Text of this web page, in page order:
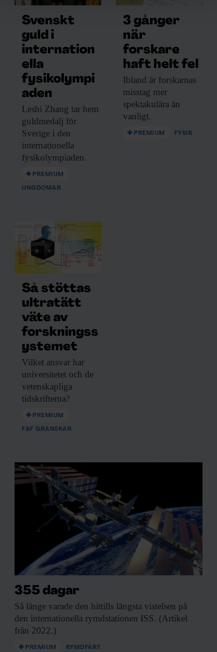
för sociala medier och analysera vår trafik. Vi
vidarebefordrar även sådana identifierare och annan
information från din enhet till de sociala medier och
annons- och analysföretag som vi samarbetar med.
Dessa kan i sin tur kombinera informationen med annan
information som du har tillhandahållit eller som de har
samlat in när du har använt deras tjänster.
Svenskt
guld i
internation
ella
fysikolympi
aden
Leshi Zhang tar hem
guldmedalj för
Sverige i den
internationella
fysikolympiaden.
PREMIUM
UNGDOMAR
3 gånger
när
forskare
haft helt fel
Ibland är forskarnas
misstag mer
spektakulära än
vanligt.
PREMIUM FYSIK
Så stöttas
ultratätt
väte av
forskningss
ystemet
Vilket ansvar har
universitetet och de
vetenskapliga
tidskrifterna?
PREMIUM
F&F GRANSKAR
355 dagar
Så länge varade den hittills längsta vistelsen på
den internationella rymdstationen ISS. (Artikel
från 2022.)
PREMIUM RYMDFART